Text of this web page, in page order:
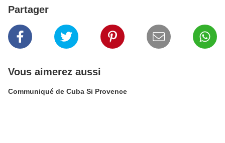
Partager
Vous aimerez aussi
Communiqué de Cuba Si Provence